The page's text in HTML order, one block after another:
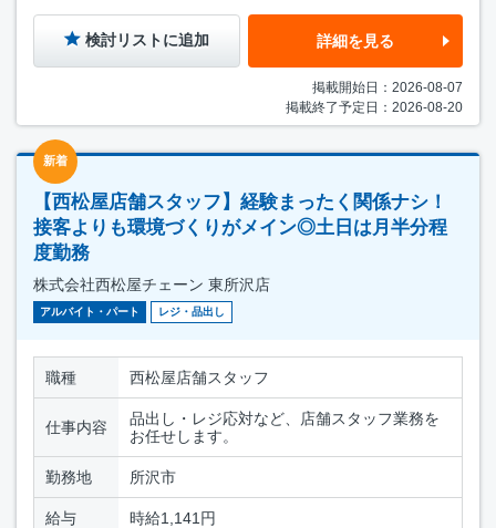
検討リストに追加 詳細を見る
掲載開始日：2026-08-07
掲載終了予定日：2026-08-20
新着
【西松屋店舗スタッフ】経験まったく関係ナシ！
接客よりも環境づくりがメイン◎土日は月半分程
度勤務
株式会社西松屋チェーン 東所沢店
アルバイト・パート レジ・品出し
職種 西松屋店舗スタッフ
仕事内容
品出し・レジ応対など、店舗スタッフ業務を
お任せします。
勤務地 所沢市
給与 時給1,141円